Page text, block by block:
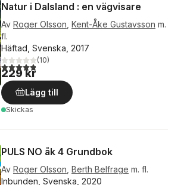
Natur i Dalsland : en vägvisare
Av Roger Olsson Kent-Åke Gustavsson m.
fl.
Häftad, Svenska, 2017
4,8utav 5 stjärnor. Totalt antal röster:
(10)
229 kr
Lägg till
Skickas
PULS NO åk 4 Grundbok
Av Roger Olsson Berth Belfrage m. fl.
Inbunden, Svenska, 2020